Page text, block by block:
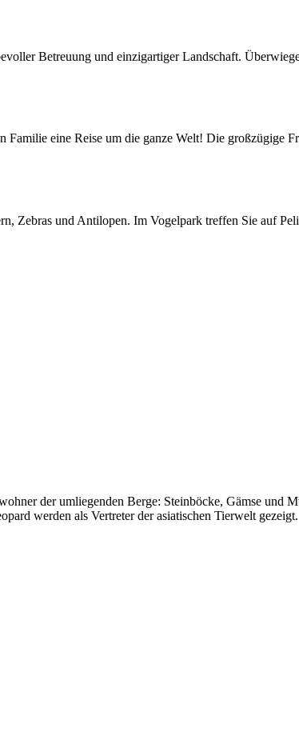
Betreuung und einzigartiger Landschaft.
Familie eine Reise um die ganze Welt! Die großzügige
Zebras und Antilopen. Im Vogelpark treffen Sie auf
der umliegenden Berge: Steinböcke, Gämse
werden als Vertreter der asiatischen Tierwelt gezeigt.